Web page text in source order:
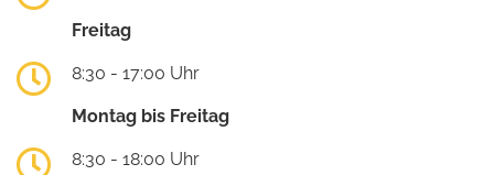
Freitag
8:30 - 17:00 Uhr
Montag bis Freitag
8:30 - 18:00 Uhr